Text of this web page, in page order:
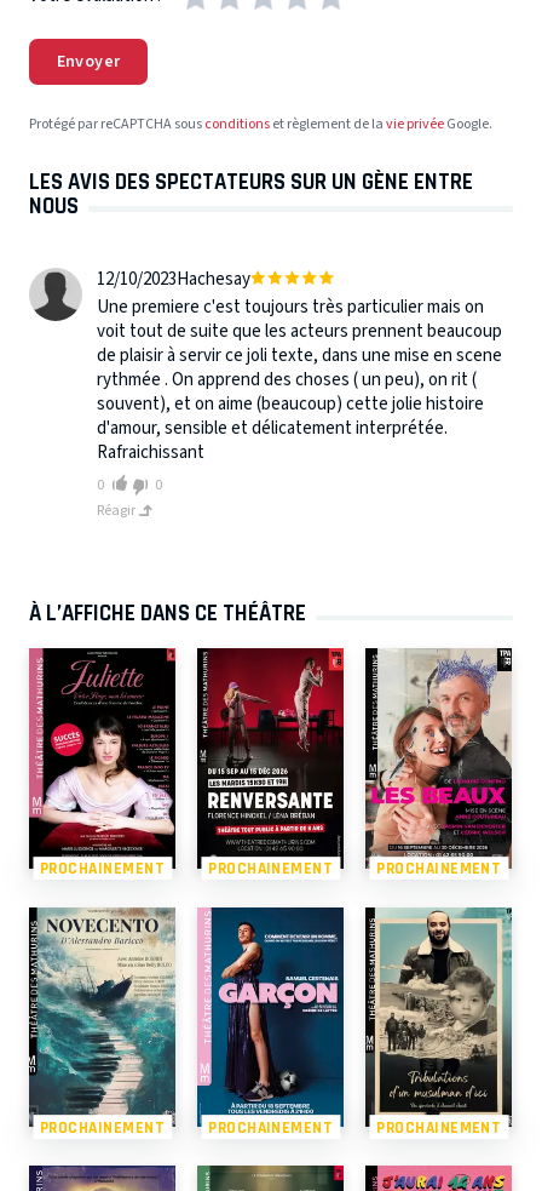
Envoyer
Protégé par reCAPTCHA sousconditionset règlement de lavie privéeGoogle.
LES AVIS DES SPECTATEURS SUR UN GÈNE ENTRE
NOUS
12/10/2023Hachesay
Une premiere c'est toujours très particulier mais on
voit tout de suite que les acteurs prennent beaucoup
de plaisir à servir ce joli texte, dans une mise en scene
rythmée . On apprend des choses ( un peu), on rit (
souvent), et on aime (beaucoup) cette jolie histoire
d'amour, sensible et délicatement interprétée.
Rafraichissant
0
0
Réagir
À L’AFFICHE DANS CE THÉÂTRE
PROCHAINEMENT PROCHAINEMENT PROCHAINEMENT
PROCHAINEMENT PROCHAINEMENT PROCHAINEMENT